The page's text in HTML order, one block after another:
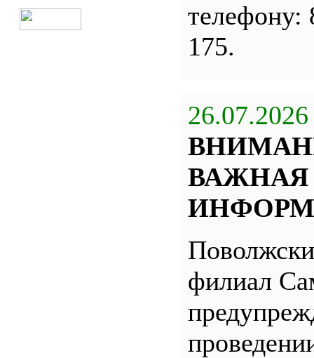
телефону:
175.
26.07.2026
ВАЖНАЯ
филиал